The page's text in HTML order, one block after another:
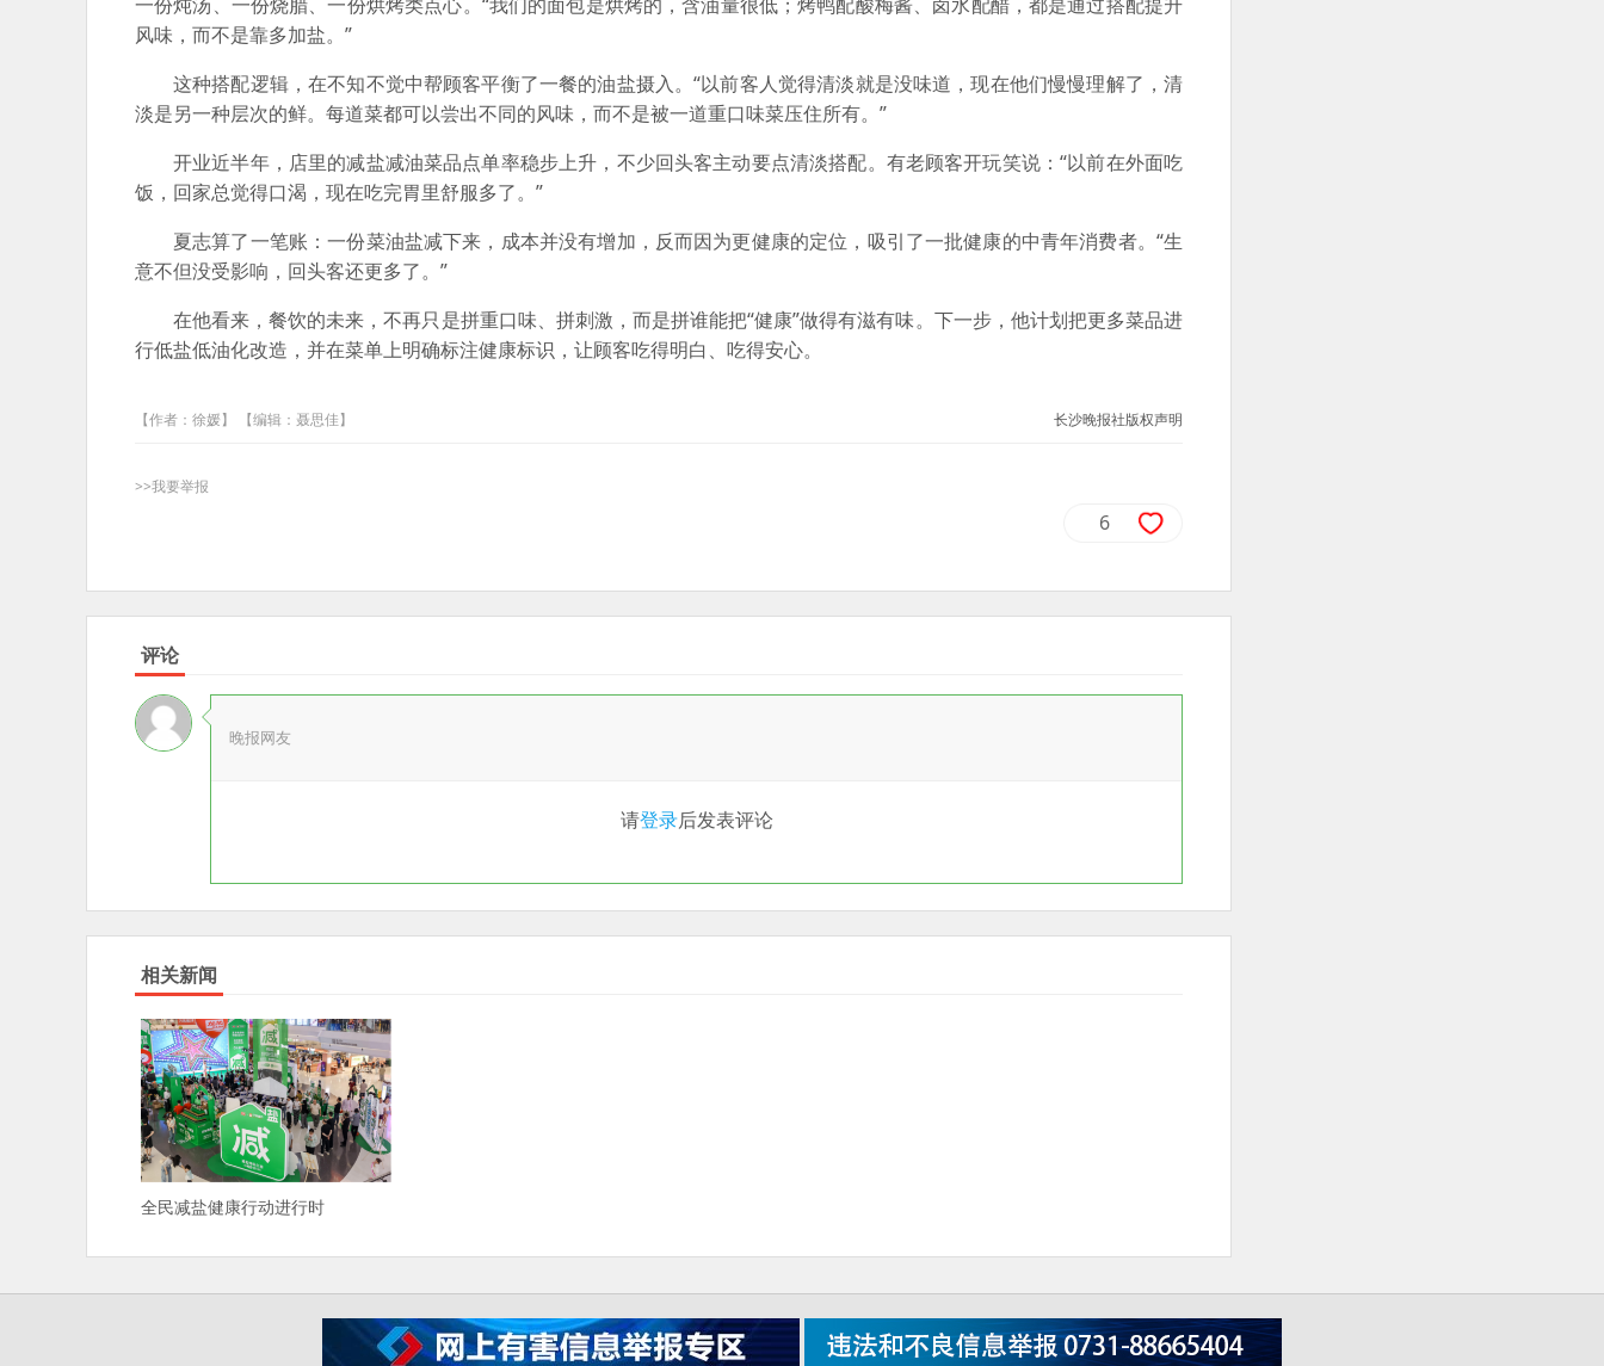
风味，而不是靠多加盐。”
这种搭配逻辑，在不知不觉中帮顾客平衡了一餐的油盐摄入。“以前客人觉得清淡就是没味道，现在他们慢慢理解了，清
淡是另一种层次的鲜。每道菜都可以尝出不同的风味，而不是被一道重口味菜压住所有。”
开业近半年，店里的减盐减油菜品点单率稳步上升，不少回头客主动要点清淡搭配。有老顾客开玩笑说：“以前在外面吃
饭，回家总觉得口渴，现在吃完胃里舒服多了。”
夏志算了一笔账：一份菜油盐减下来，成本并没有增加，反而因为更健康的定位，吸引了一批健康的中青年消费者。“生
意不但没受影响，回头客还更多了。”
在他看来，餐饮的未来，不再只是拼重口味、拼刺激，而是拼谁能把“健康”做得有滋有味。下一步，他计划把更多菜品进
行低盐低油化改造，并在菜单上明确标注健康标识，让顾客吃得明白、吃得安心。
【作者：徐媛】 【编辑：聂思佳】 长沙晚报社版权声明
>>我要举报
6
评论
晚报网友
请登录后发表评论
相关新闻
全民减盐健康行动进行时